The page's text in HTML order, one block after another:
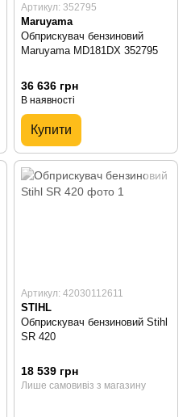
Артикул: 352795
Maruyama
Обприскувач бензиновий
Maruyama MD181DX 352795
36 636 грн
В наявності
Купити
Артикул: 42030112611
STIHL
Обприскувач бензиновий Stihl
SR 420
18 539 грн
Лише самовивіз з магазину